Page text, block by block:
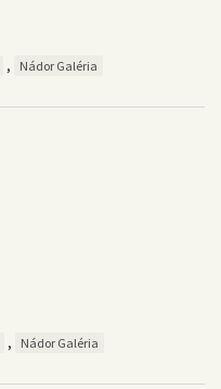
, Nádor Galéria
, Nádor Galéria